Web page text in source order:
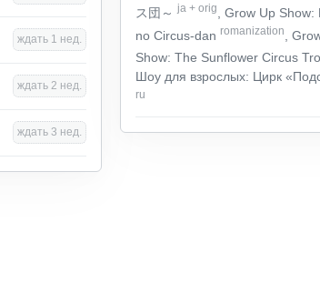
ス団～ja + orig
, Grow Up
no Circus-dan romanization
,
Show: The Sunflower Circus
Шоу для взрослых: Цирк
ru
ждать 1 нед.
ждать 2 нед.
ждать 3 нед.